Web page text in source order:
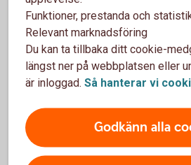
493744040
Tips till dig som nybliven
Först: Stort grattis som nybliven
du har köpt eller ärvt din skog, är ett
vad du vill göra med din skog. Har
Ärvt eller köpt skog? Börja med
Funktioner, prestanda och
Relevant marknadsföring
Du kan ta tillbaka ditt cookie-
längst ner på webbplatsen eller
är inloggad. Så hanterar vi
Godkänn alla